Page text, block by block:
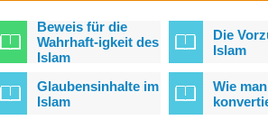
Beweis für die
Wahrhaft-igkeit des
Islam
Die
Islam
Glaubensinhalte im
Islam
Wie